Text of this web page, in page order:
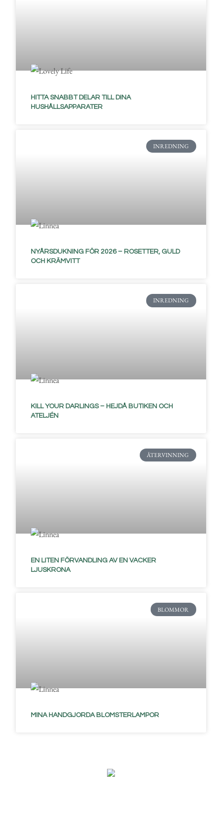
HITTA SNABBT DELAR TILL DINA
HUSHÅLLSAPPARATER
INREDNING
NYÅRSDUKNING FÖR 2026 – ROSETTER, GULD
OCH KRÄMVITT
INREDNING
KILL YOUR DARLINGS – HEJDÅ BUTIKEN OCH
ATELJÉN
ÅTERVINNING
EN LITEN FÖRVANDLING AV EN VACKER
LJUSKRONA
BLOMMOR
MINA HANDGJORDA BLOMSTERLAMPOR